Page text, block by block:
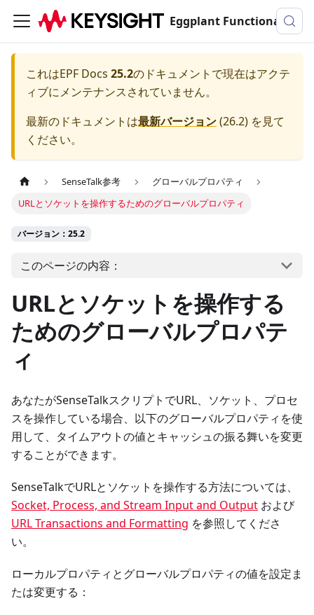
Eggplant Functionalのドキュメンテーション
これはEPF Docs 25.2のドキュメントで現在はアクテ
ィブにメンテナンスされていません。
最新のドキュメントは最新バージョン(26.2) を見て
ください。
SenseTalk参考
グローバルプロパティ
URLとソケットを操作するためのグローバルプロパティ
バージョン：25.2
このページの内容：
URLとソケットを操作する
ためのグローバルプロパテ
ィ
あなたがSenseTalkスクリプトでURL、ソケット、プロセ
スを操作している場合、以下のグローバルプロパティを使
用して、タイムアウトの値とキャッシュの振る舞いを変更
することができます。
SenseTalkでURLとソケットを操作する方法については、
Socket, Process, and Stream Input and Output および
URL Transactions and Formatting を参照してくださ
い。
ローカルプロパティとグローバルプロパティの値を設定ま
たは変更する：